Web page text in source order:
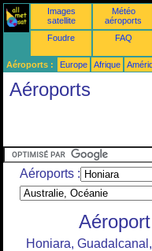
Images
satellite
Météo
aéroports
Foudre FAQ
Aéroports : Europe Afrique
Aéroports
Aéroports :
Honiara,